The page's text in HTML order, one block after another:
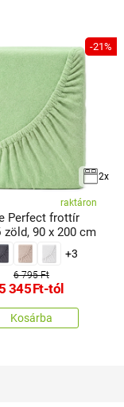
-21%
2x
raktáron
Perfect frottír
zöld, 90 x 200 cm
+3
6 795 Ft
5 345Ft-tól
Kosárba